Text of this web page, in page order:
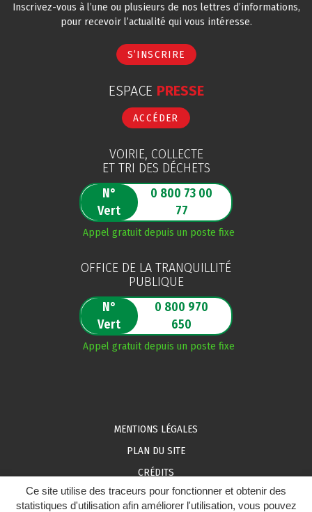
Ce site utilise des traceurs pour fonctionner et obtenir des
statistiques d'utilisation afin améliorer l'utilisation, vous pouvez
Inscrivez-vous à l’une ou plusieurs de nos lettres d’informations,
pour recevoir l’actualité qui vous intéresse.
S’INSCRIRE
ESPACE PRESSE
ACCÉDER
VOIRIE, COLLECTE
ET TRI DES DÉCHETS
N°
Vert
0 800 73 00
77
Appel gratuit depuis un poste fixe
OFFICE DE LA TRANQUILLITÉ
PUBLIQUE
N°
Vert
0 800 970
650
Appel gratuit depuis un poste fixe
MENTIONS LÉGALES
PLAN DU SITE
CRÉDITS
ACCESSIBILITÉ DU SITE : PARTIELLEMENT CONFORME